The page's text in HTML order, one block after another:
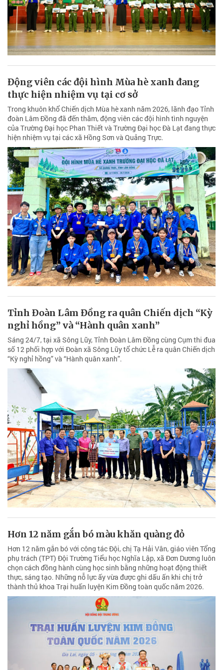
Động viên các đội hình Mùa hè xanh đang
thực hiện nhiệm vụ tại cơ sở
Trong khuôn khổ Chiến dịch Mùa hè xanh năm 2026, lãnh đạo Tỉnh
đoàn Lâm Đồng đã đến thăm, động viên các đội hình tình nguyện
của Trường Đại học Phan Thiết và Trường Đại học Đà Lạt đang thực
hiện nhiệm vụ tại các xã Hồng Sơn và Quảng Trực.
Tỉnh Đoàn Lâm Đồng ra quân Chiến dịch “Kỳ
nghỉ hồng” và “Hành quân xanh”
Sáng 24/7, tại xã Sông Lũy, Tỉnh Đoàn Lâm Đồng cùng Cụm thi đua
số 12 phối hợp với Đoàn xã Sông Lũy tổ chức Lễ ra quân Chiến dịch
“Kỳ nghỉ hồng” và “Hành quân xanh”.
Hơn 12 năm gắn bó màu khăn quàng đỏ
Hơn 12 năm gắn bó với công tác Đội, chị Tạ Hải Vân, giáo viên Tổng
phụ trách (TPT) Đội Trường Tiểu học Nghĩa Lập, xã Đơn Dương luôn
chọn cách đồng hành cùng học sinh bằng những hoạt động thiết
thực, sáng tạo. Những nỗ lực ấy vừa được ghi dấu ấn khi chị trở
thành thủ khoa Trại huấn luyện Kim Đồng toàn quốc năm 2026.